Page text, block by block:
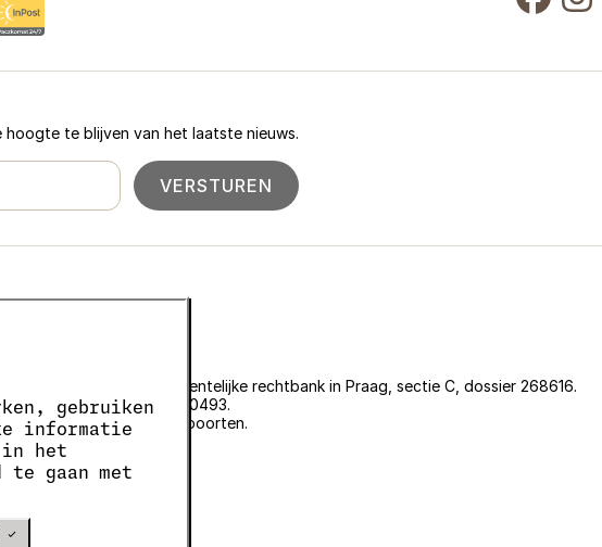
gebruiken
informatie
in het
te gaan met
✓
te blijven van het laatste nieuws.
VERSTUREN
van de gemeentelijke rechtbank in Praag, sectie C, dossier 268616.
onder nummer EKF00180493.
afgifte van plantenpaspoorten.
CZ05663687.